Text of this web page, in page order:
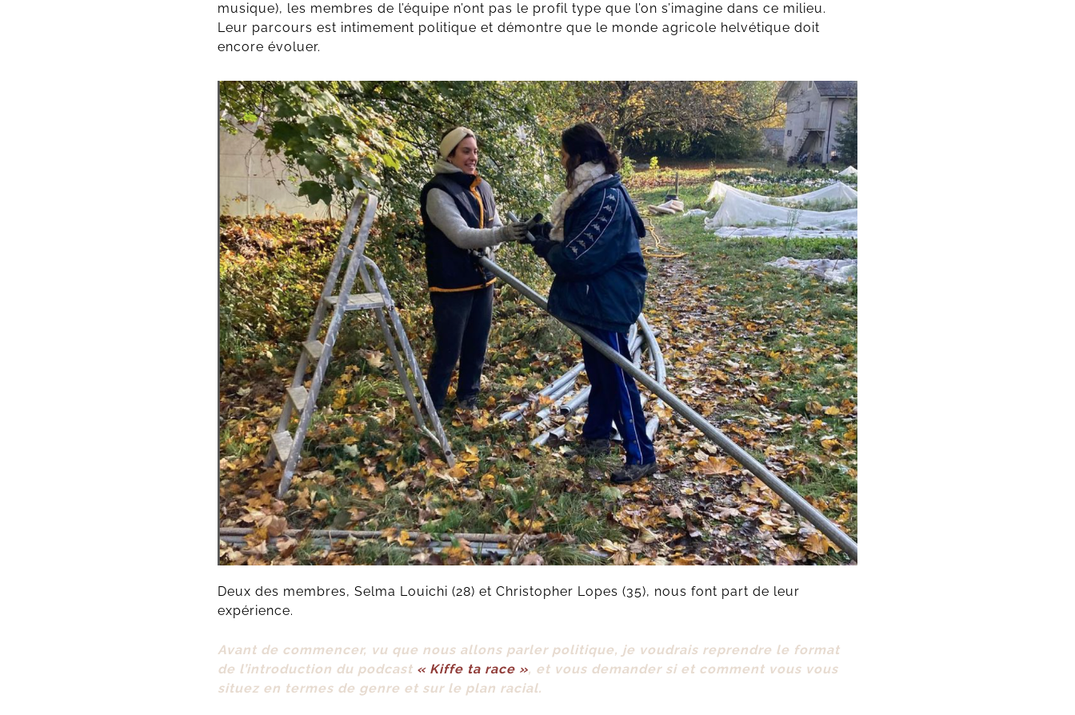
musique), les membres de l’équipe n’ont pas le profil type que l’on s’imagine dans ce milieu.
Leur parcours est intimement politique et démontre que le monde agricole helvétique doit
encore évoluer.
Deux des membres, Selma Louichi (28) et Christopher Lopes (35), nous font part de leur
expérience.
Avant de commencer, vu que nous allons parler politique, je voudrais reprendre le format
de l’introduction du podcast « Kiffe ta race », et vous demander si et comment vous vous
situez en termes de genre et sur le plan racial.